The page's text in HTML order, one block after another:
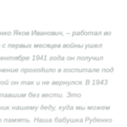
Яков Иванович, – работал во
первых месяцев войны ушел
1941 года он получил
проходило в госпитале под
он так и не вернулся. В 1943
без вести. Это
нашему деду, куда мы можем
память. Наша бабушка Руденко